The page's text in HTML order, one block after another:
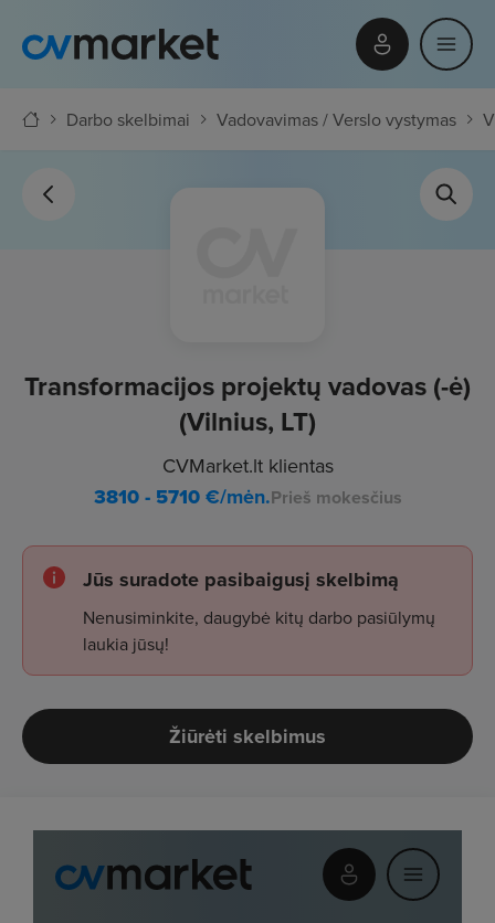
Darbo skelbimai Vadovavimas / Verslo vystymas
Transformacijos projektų vadovas (-ė)
(Vilnius, LT)
CVMarket.lt klientas
3810 - 5710€/mėn.Prieš mokesčius
Jūs suradote pasibaigusį skelbimą
Nenusiminkite, daugybė kitų darbo pasiūlymų
laukia jūsų!
Žiūrėti skelbimus